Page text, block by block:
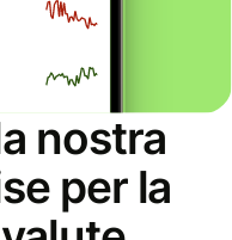
nostra
per la